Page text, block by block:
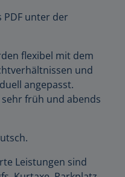
PDF unter der
flexibel mit dem
und
angepasst.
früh und abends
Leistungen sind